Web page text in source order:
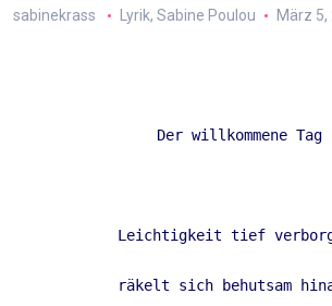
sabinekrass Lyrik, Sabine Poulou März 5,
Der willkommene Tag
Leichtigkeit tief
räkelt sich behutsam